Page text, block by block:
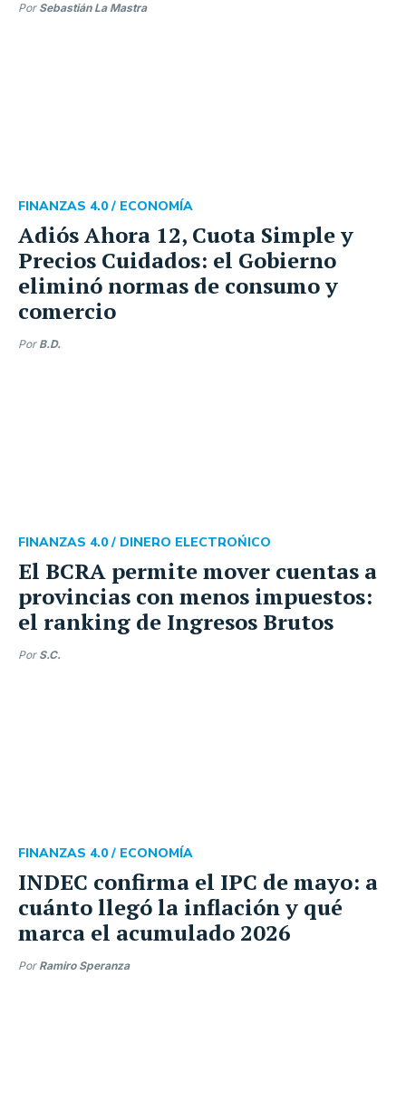
Por Sebastián La Mastra
Adiós Ahora 12, Cuota Simple y
Precios Cuidados: el Gobierno
eliminó normas de consumo y
comercio
FINANZAS 4.0 / ECONOMÍA
Por B.D.
El BCRA permite mover cuentas a
provincias con menos impuestos:
el ranking de Ingresos Brutos
FINANZAS 4.0 / DINERO ELECTROŃICO
Por S.C.
INDEC confirma el IPC de mayo: a
cuánto llegó la inflación y qué
marca el acumulado 2026
FINANZAS 4.0 / ECONOMÍA
Por Ramiro Speranza